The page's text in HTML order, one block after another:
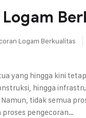
Logam
Logam Berkualitas
yang hingga kini
hingga
tidak semua
proses pengecoran…